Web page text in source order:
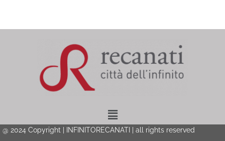
Menu
@ 2024 Copyright | INFINITORECANATI | all rights reserved